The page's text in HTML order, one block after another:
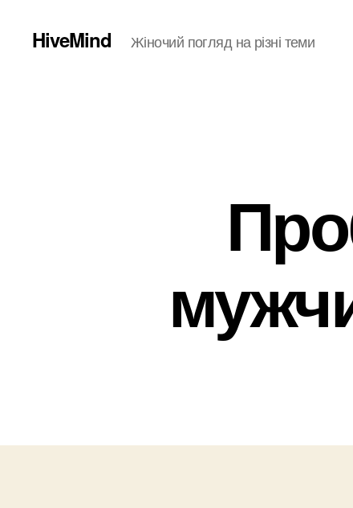
HiveMind Жіночий погляд на різні теми